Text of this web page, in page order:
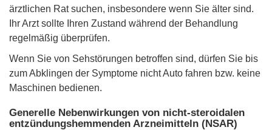
ärztlichen Rat suchen, insbesondere wenn Sie älter sind.
Ihr Arzt sollte Ihren Zustand während der Behandlung
regelmäßig überprüfen.
Wenn Sie von Sehstörungen betroffen sind, dürfen Sie bis
zum Abklingen der Symptome nicht Auto fahren bzw. keine
Maschinen bedienen.
Generelle Nebenwirkungen von nicht-steroidalen
entzündungshemmenden Arzneimitteln (NSAR)